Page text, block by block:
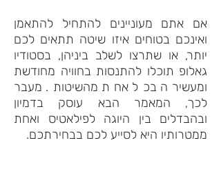
אם אתם מעוניינים להתחיל להתאמן
ואינכם בטוחים איזו שיטה תתאים לכם
יותר, או שתרצו לשלב ביניהן, בסטודיו
גאלופ תוכלו להתנסות בחוויה מחודשת
ומעשירה בכל אחת מהשיטות. מעבר
לכך, המאמר הבא עוסק בדמיון
ובהבדלים בין היוגה לפילאטיס ואחת
ממטרותיו היא לסייע לכם בבחירתכם.